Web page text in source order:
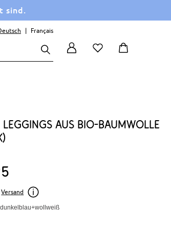
sind.
Français
Leggings aus Bio-Baumwolle
Versand